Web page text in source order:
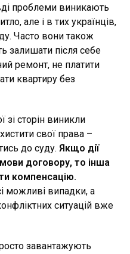
проблеми виникають
але і в тих українців,
Часто вони також
залишати після себе
ремонт, не платити
квартиру без
сторін виникли
свої права –
до суду. Якщо дії
договору, то інша
компенсацію.
можливі випадки, а
ситуацій вже
завантажують